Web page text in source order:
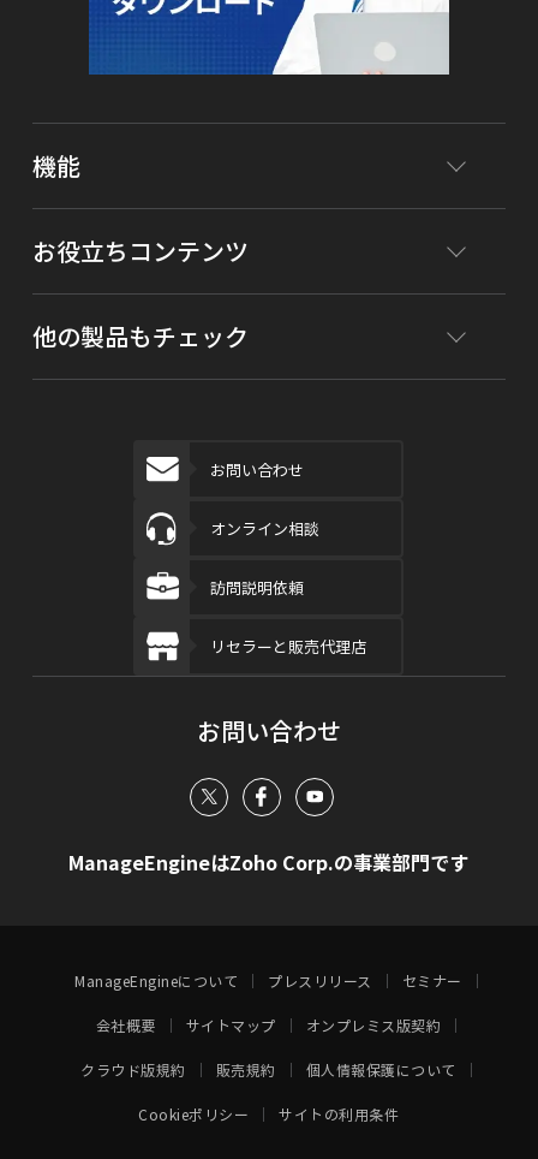
機能
お役立ちコンテンツ
他の製品もチェック
お問い合わせ
オンライン相談
訪問説明依頼
リセラーと販売代理店
お問い合わせ
ManageEngineはZoho Corp.の事業部門です
ManageEngineについて プレスリリース セミナー
会社概要 サイトマップ オンプレミス版契約
クラウド版規約 販売規約 個人情報保護について
Cookieポリシー サイトの利用条件